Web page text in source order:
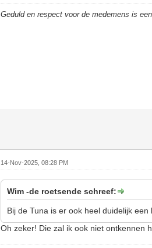
Geduld en respect voor de medemens is
14-Nov-2025, 08:28 PM
Wim -de roetsende schreef:
Bij de Tuna is er ook heel duidelijk
Oh zeker! Die zal ik ook niet ontkennen